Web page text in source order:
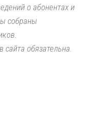
о абонентах и
собраны
обязательна.